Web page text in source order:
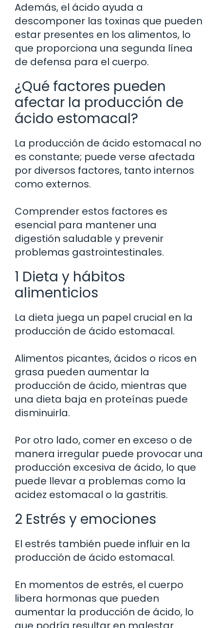
Además, el ácido ayuda a
descomponer las toxinas que pueden
estar presentes en los alimentos, lo
que proporciona una segunda línea
de defensa para el cuerpo.
¿Qué factores pueden
afectar la producción de
ácido estomacal?
La producción de ácido estomacal no
es constante; puede verse afectada
por diversos factores, tanto internos
como externos.
Comprender estos factores es
esencial para mantener una
digestión saludable y prevenir
problemas gastrointestinales.
1 Dieta y hábitos
alimenticios
La dieta juega un papel crucial en la
producción de ácido estomacal.
Alimentos picantes, ácidos o ricos en
grasa pueden aumentar la
producción de ácido, mientras que
una dieta baja en proteínas puede
disminuirla.
Por otro lado, comer en exceso o de
manera irregular puede provocar una
producción excesiva de ácido, lo que
puede llevar a problemas como la
acidez estomacal o la gastritis.
2 Estrés y emociones
El estrés también puede influir en la
producción de ácido estomacal.
En momentos de estrés, el cuerpo
libera hormonas que pueden
aumentar la producción de ácido, lo